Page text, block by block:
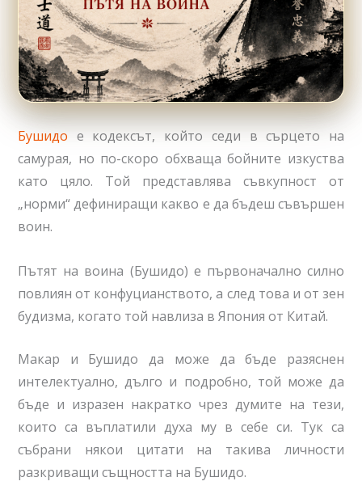
Бушидо е кодексът, който седи в сърцето на
самурая, но по-скоро обхваща бойните изкуства
като цяло. Той представлява съвкупност от
„норми“ дефиниращи какво е да бъдеш съвършен
воин.
Пътят на воина (Бушидо) е първоначално силно
повлиян от конфуцианството, а след това и от зен
будизма, когато той навлиза в Япония от Китай.
Макар и Бушидо да може да бъде разяснен
интелектуално, дълго и подробно, той може да
бъде и изразен накратко чрез думите на тези,
които са въплатили духа му в себе си. Тук са
събрани някои цитати на такива личности
разкриващи същността на Бушидо.